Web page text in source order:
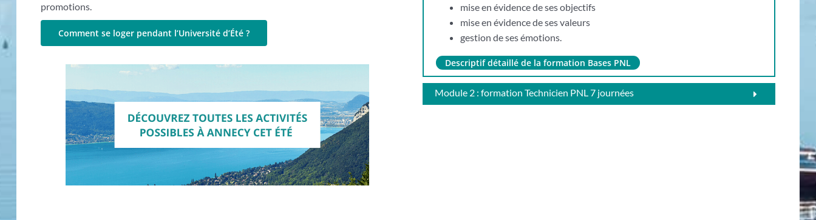
promotions.
Comment se loger pendant l’Université d’Été ?
mise en évidence de ses objectifs
mise en évidence de ses valeurs
gestion de ses émotions.
Descriptif détaillé de la formation Bases PNL
Module 2 : formation Technicien PNL 7 journées